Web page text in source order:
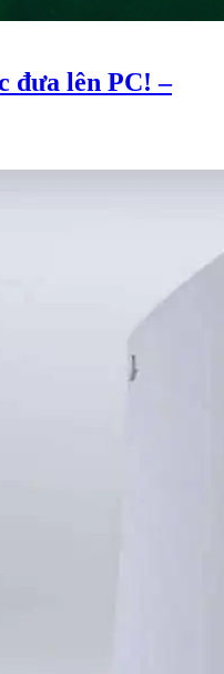
đưa lên PC! –